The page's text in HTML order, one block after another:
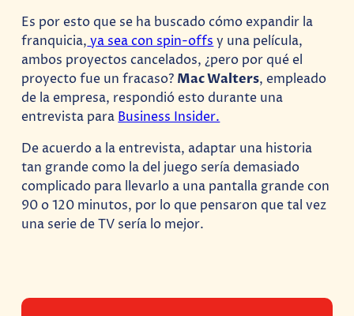
Es por esto que se ha buscado cómo expandir la
franquicia, ya sea con spin-offs y una película,
ambos proyectos cancelados, ¿pero por qué el
proyecto fue un fracaso? Mac Walters, empleado
de la empresa, respondió esto durante una
entrevista para Business Insider.
De acuerdo a la entrevista, adaptar una historia
tan grande como la del juego sería demasiado
complicado para llevarlo a una pantalla grande con
90 o 120 minutos, por lo que pensaron que tal vez
una serie de TV sería lo mejor.